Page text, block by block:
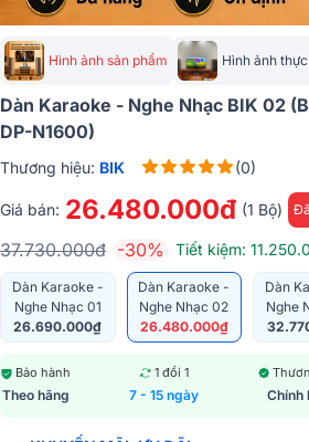
Hình ảnh sản phẩm Hình ảnh
Dàn Karaoke - Nghe Nhạc BIK 02
DP-N1600)
Thương hiệu: BIK (0)
Giá bán: 26.480.000đ (1 Bộ)
37.730.000đ -30% Tiết kiệm:
Dàn Karaoke -
Nghe Nhạc 01
26.690.000₫
Dàn Karaoke -
Nghe Nhạc 02
26.480.000₫
Dàn
Nghe
Bảo hành
Theo hãng
1 đổi 1
7 - 15 ngày Chính